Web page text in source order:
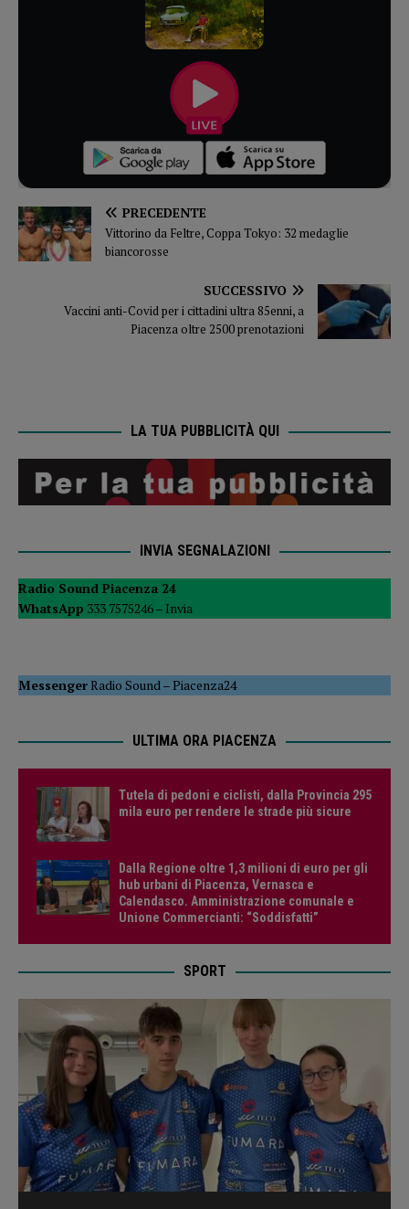
PRECEDENTE
Vittorino da Feltre, Coppa Tokyo: 32 medaglie
biancorosse
SUCCESSIVO
Vaccini anti-Covid per i cittadini ultra 85enni, a
Piacenza oltre 2500 prenotazioni
LA TUA PUBBLICITÀ QUI
INVIA SEGNALAZIONI
Radio Sound Piacenza 24
WhatsApp 333 7575246 – Invia
MessengerRadio Sound –Piacenza24
ULTIMA ORA PIACENZA
Tutela di pedoni e ciclisti, dalla Provincia 295
mila euro per rendere le strade più sicure
Dalla Regione oltre 1,3 milioni di euro per gli
hub urbani di Piacenza, Vernasca e
Calendasco. Amministrazione comunale e
Unione Commercianti: “Soddisfatti”
SPORT